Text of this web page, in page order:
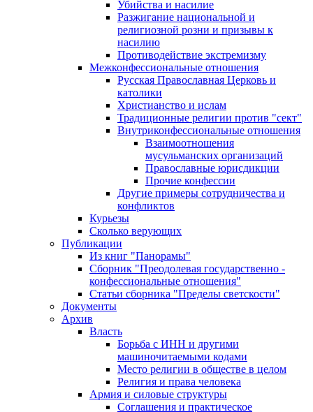
Убийства и насилие
Разжигание национальной и
религиозной розни и призывы к
насилию
Противодействие экстремизму
Межконфессиональные отношения
Русская Православная Церковь и
католики
Христианство и ислам
Традиционные религии против "сект"
Внутриконфессиональные отношения
Взаимоотношения
мусульманских организаций
Православные юрисдикции
Прочие конфессии
Другие примеры сотрудничества и
конфликтов
Курьезы
Сколько верующих
Публикации
Из книг "Панорамы"
Сборник "Преодолевая государственно -
конфессиональные отношения"
Статьи сборника "Пределы светскости"
Документы
Архив
Власть
Борьба с ИНН и другими
машиночитаемыми кодами
Место религии в обществе в целом
Религия и права человека
Армия и силовые структуры
Соглашения и практическое